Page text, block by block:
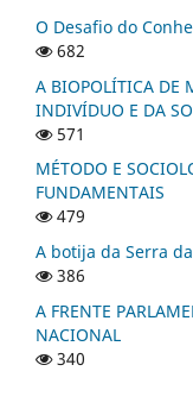
O Desafio do
682
A BIOPOLÍTICA DE
INDIVÍDUO E DA
571
MÉTODO E
FUNDAMENTAIS
479
A botija da Serra
386
A FRENTE
NACIONAL
340